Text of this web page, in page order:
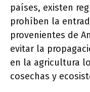
países, existen
prohíben la
provenientes de
evitar la
en la agricultura
cosechas y